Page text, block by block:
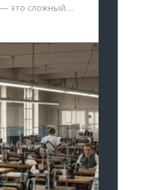
это сложный…